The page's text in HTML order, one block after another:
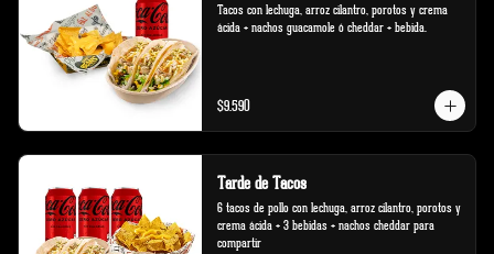
Tacos con lechuga, arroz cilantro, porotos y crema
ácida + nachos guacamole ó cheddar + bebida.
$9.590
Tarde de Tacos
6 tacos de pollo con lechuga, arroz cilantro, porotos y
crema ácida + 3 bebidas + nachos cheddar para
compartir